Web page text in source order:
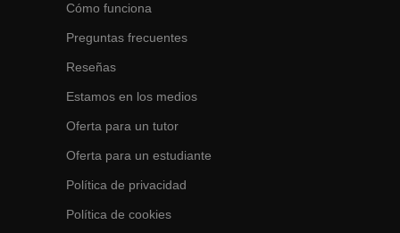
Cómo funciona
Preguntas frecuentes
Reseñas
Estamos en los medios
Oferta para un tutor
Oferta para un estudiante
Política de privacidad
Política de cookies